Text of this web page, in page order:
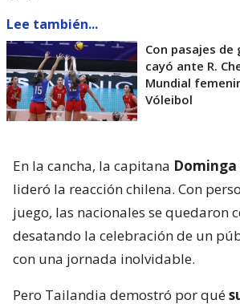
Lee también...
Con pasajes de
cayó ante R.
Mundial
Vóleibol
En la cancha, la capitana
lideró la reacción chilena. Con
juego, las nacionales se quedaron
desatando la celebración de un
con una jornada inolvidable.
Pero Tailandia demostró por qué